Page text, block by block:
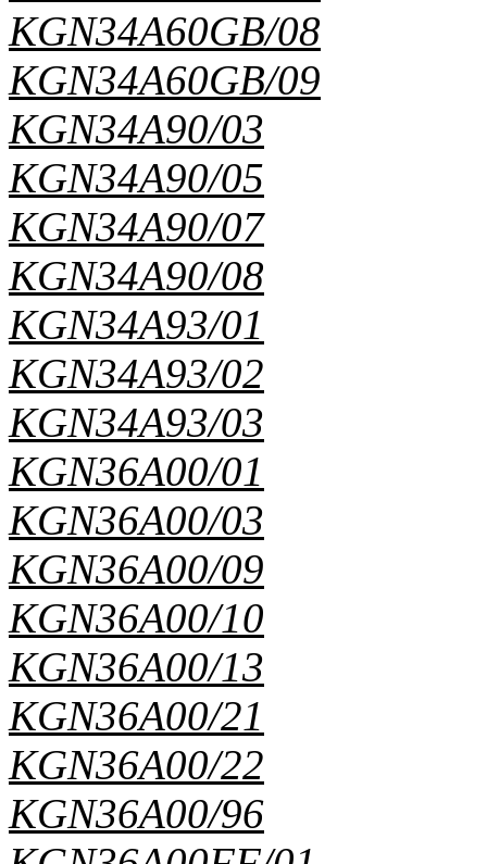
KGN34A60GB/08
KGN34A60GB/09
KGN34A90/03
KGN34A90/05
KGN34A90/07
KGN34A90/08
KGN34A93/01
KGN34A93/02
KGN34A93/03
KGN36A00/01
KGN36A00/03
KGN36A00/09
KGN36A00/10
KGN36A00/13
KGN36A00/21
KGN36A00/22
KGN36A00/96